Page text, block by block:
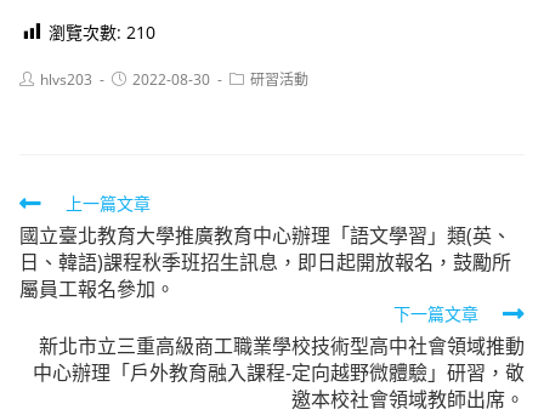
瀏覽次數: 210
Posthlvs203
Post2022-08-30
Post研習活動
Read
more
articles
上一篇文章
國立臺北教育大學推廣教育中心辦理「語文學習」類(英、
日、韓語)課程秋季班招生訊息，即日起開放報名，鼓勵所
屬員工報名參加。
下一篇文章
新北市立三重高級商工職業學校技術型高中社會領域推動
中心辦理「戶外教育融入課程-定向越野微體驗」研習，敬
邀本校社會領域教師出席。